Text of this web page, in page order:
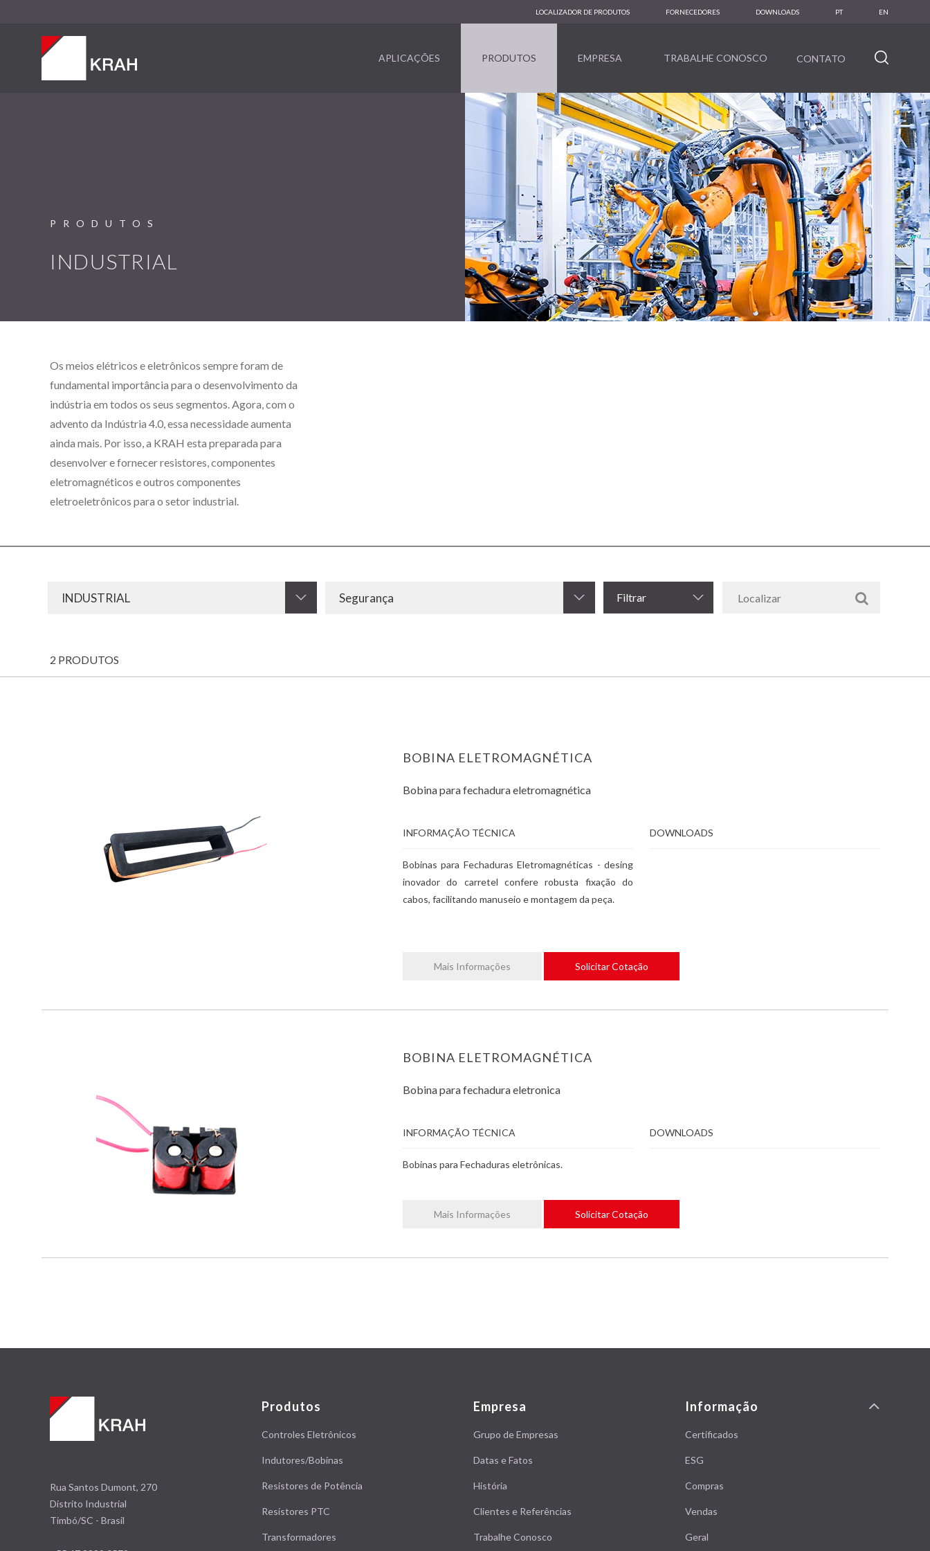
LOCALIZADOR DE PRODUTOS FORNECEDORES DOWNLOADS PT EN
APLICAÇÕES PRODUTOS EMPRESA TRABALHE CONOSCO CONTATO
PRODUTOS
INDUSTRIAL
Os meios elétricos e eletrônicos sempre foram de
fundamental importância para o desenvolvimento da
indústria em todos os seus segmentos. Agora, com o
advento da Indústria 4.0, essa necessidade aumenta
ainda mais. Por isso, a KRAH esta preparada para
desenvolver e fornecer resistores, componentes
eletromagnéticos e outros componentes
eletroeletrônicos para o setor industrial.
Filtrar
2 PRODUTOS
BOBINA ELETROMAGNÉTICA
Bobina para fechadura eletromagnética
INFORMAÇÃO TÉCNICA
Bobinas para Fechaduras Eletromagnéticas - desing
inovador do carretel confere robusta fixação do
cabos, facilitando manuseio e montagem da peça.
DOWNLOADS
Mais Informações Solicitar Cotação
BOBINA ELETROMAGNÉTICA
Bobina para fechadura eletronica
INFORMAÇÃO TÉCNICA
Bobinas para Fechaduras eletrônicas.
DOWNLOADS
Mais Informações Solicitar Cotação
Rua Santos Dumont, 270
Distrito Industrial
Timbó/SC - Brasil
Produtos
Controles Eletrônicos
Indutores/Bobinas
Resistores de Potência
Resistores PTC
Transformadores
Empresa
Grupo de Empresas
Datas e Fatos
História
Clientes e Referências
Trabalhe Conosco
Informação
Certificados
ESG
Compras
Vendas
Geral